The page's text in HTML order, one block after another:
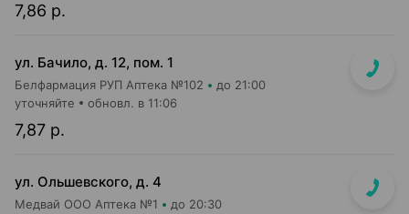
7,86 р.
ул. Бачило, д. 12, пом. 1
Белфармация РУП Аптека №102 до 21:00
7,87 р.
уточняйте обновл. в 11:06
ул. Ольшевского, д. 4
Медвай ООО Аптека №1 до 20:30